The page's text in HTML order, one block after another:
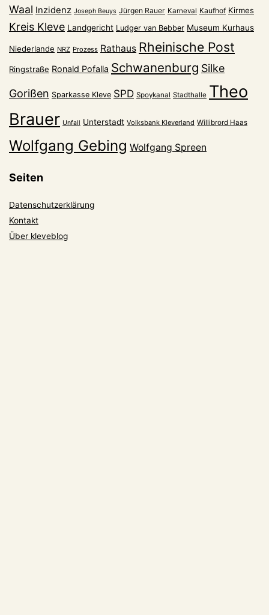
Waal Inzidenz Joseph Beuys Jürgen Rauer Karneval Kaufhof Kirmes
Kreis Kleve Landgericht Ludger van Bebber Museum Kurhaus
Niederlande NRZ Prozess Rathaus Rheinische Post
Ringstraße Ronald Pofalla Schwanenburg Silke
Gorißen Sparkasse Kleve SPD Spoykanal Stadthalle Theo
Brauer Unfall Unterstadt Volksbank Kleverland Willibrord Haas
Wolfgang Gebing Wolfgang Spreen
Seiten
Datenschutzerklärung
Kontakt
Über kleveblog